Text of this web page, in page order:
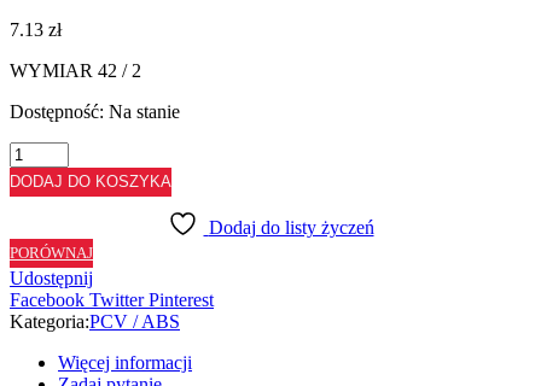
7.13 zł
WYMIAR 42 / 2
Dostępność: Na stanie
ilość
ABS
WENGE
H3058
ST22
-
42/2
DODAJ DO KOSZYKA
Dodaj do listy życzeń
PORÓWNAJ
Udostępnij
Facebook Twitter Pinterest
Kategoria:PCV / ABS
Więcej informacji